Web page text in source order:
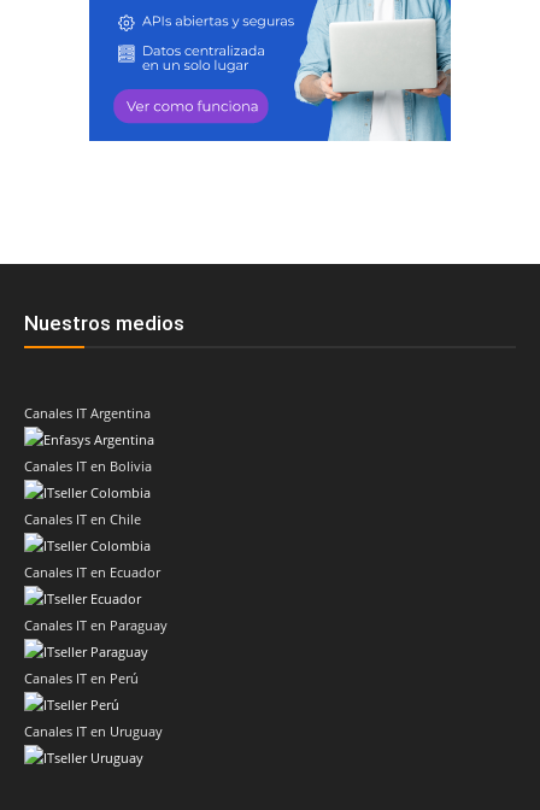
Nuestros medios
Canales IT Argentina
Canales IT en Bolivia
Canales IT en Chile
Canales IT en Ecuador
Canales IT en Paraguay
Canales IT en Perú
Canales IT en Uruguay